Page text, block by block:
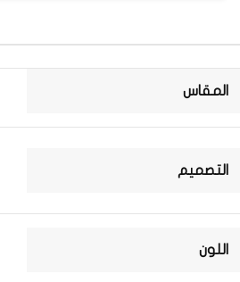
المقاس
التصميم
اللون